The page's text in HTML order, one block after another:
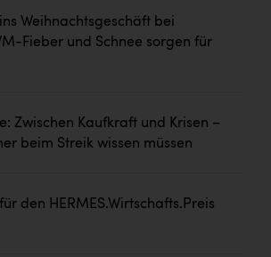
Weihnachtsgeschäft bei
Fieber und Schnee sorgen für
Zwischen Kaufkraft und Krisen –
beim Streik wissen müssen
den HERMES.Wirtschafts.Preis